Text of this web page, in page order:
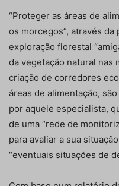
“Proteger as áreas de
os morcegos”, através
exploração florestal
da vegetação natural nas
criação de corredores
áreas de alimentação,
por aquele especialista,
de uma “rede de
para avaliar a sua
“eventuais situações de